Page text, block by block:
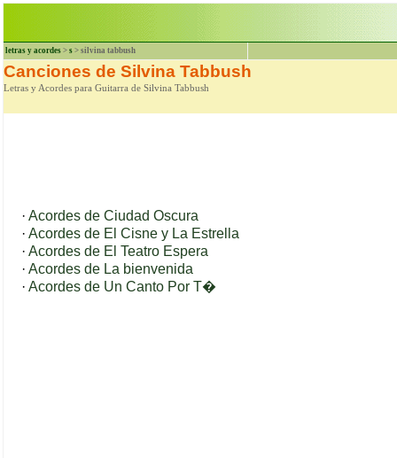
letras y acordes > s > silvina tabbush
Canciones de Silvina Tabbush
Letras y Acordes para Guitarra de Silvina Tabbush
· Acordes de Ciudad Oscura
· Acordes de El Cisne y La Estrella
· Acordes de El Teatro Espera
· Acordes de La bienvenida
· Acordes de Un Canto Por T�